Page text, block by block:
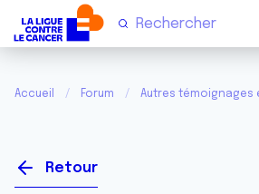
Accueil Forum Autres témoignages
Retour